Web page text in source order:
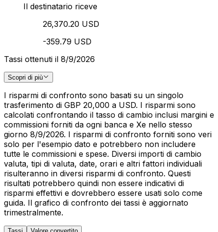
Il destinatario riceve
26,370.20 USD
-359.79 USD
Tassi ottenuti il 8/9/2026
Scopri di più
I risparmi di confronto sono basati su un singolo
trasferimento di GBP 20,000 a USD. I risparmi sono
calcolati confrontando il tasso di cambio inclusi margini e
commissioni forniti da ogni banca e Xe nello stesso
giorno 8/9/2026. I risparmi di confronto forniti sono veri
solo per l'esempio dato e potrebbero non includere
tutte le commissioni e spese. Diversi importi di cambio
valuta, tipi di valuta, date, orari e altri fattori individuali
risulteranno in diversi risparmi di confronto. Questi
risultati potrebbero quindi non essere indicativi di
risparmi effettivi e dovrebbero essere usati solo come
guida. Il grafico di confronto dei tassi è aggiornato
trimestralmente.